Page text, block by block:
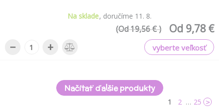
Na sklade doručíme 11 . 8.
Od 9,78 €
(Od 19,56 € )
− + vyberte veľkosť
Načítať ďalšie produkty
1 2 … 25 >